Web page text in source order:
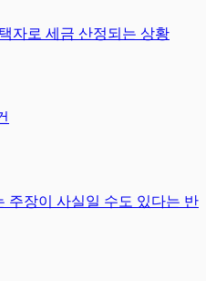
자로 세금 산정되는 상황
주장이 사실일 수도 있다는 반